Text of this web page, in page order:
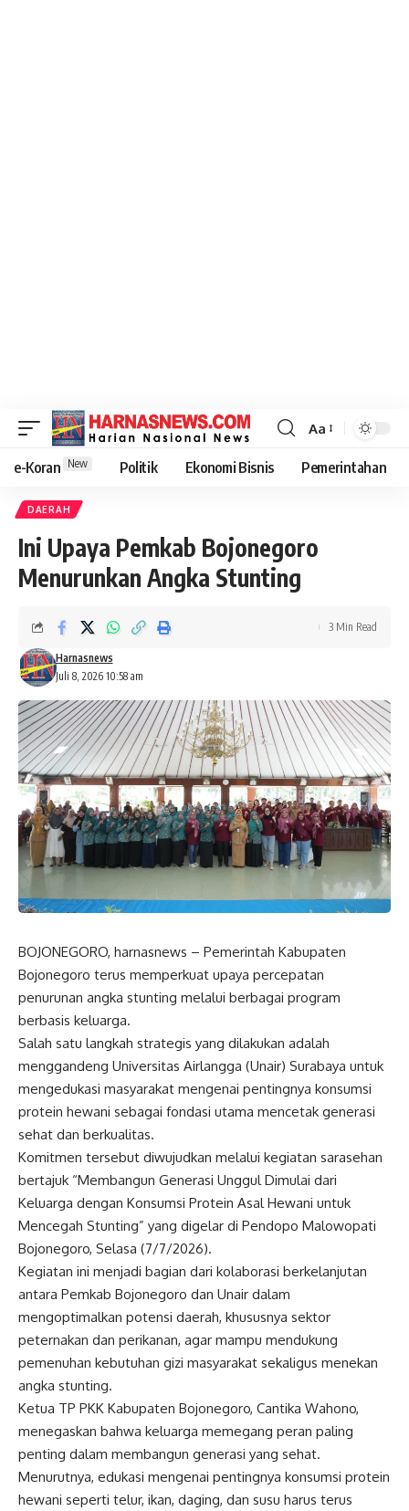
Aa
e-Koran New Politik Ekonomi Bisnis Pemerintahan
DAERAH
Ini Upaya Pemkab Bojonegoro
Menurunkan Angka Stunting
Juli 8, 2026 10:58 am
Harnasnews
3 Min Read
BOJONEGORO, harnasnews – Pemerintah Kabupaten
Bojonegoro terus memperkuat upaya percepatan
penurunan angka stunting melalui berbagai program
berbasis keluarga.
Salah satu langkah strategis yang dilakukan adalah
menggandeng Universitas Airlangga (Unair) Surabaya untuk
mengedukasi masyarakat mengenai pentingnya konsumsi
protein hewani sebagai fondasi utama mencetak generasi
sehat dan berkualitas.
Komitmen tersebut diwujudkan melalui kegiatan sarasehan
bertajuk “Membangun Generasi Unggul Dimulai dari
Keluarga dengan Konsumsi Protein Asal Hewani untuk
Mencegah Stunting” yang digelar di Pendopo Malowopati
Bojonegoro, Selasa (7/7/2026).
Kegiatan ini menjadi bagian dari kolaborasi berkelanjutan
antara Pemkab Bojonegoro dan Unair dalam
mengoptimalkan potensi daerah, khususnya sektor
peternakan dan perikanan, agar mampu mendukung
pemenuhan kebutuhan gizi masyarakat sekaligus menekan
angka stunting.
Ketua TP PKK Kabupaten Bojonegoro, Cantika Wahono,
menegaskan bahwa keluarga memegang peran paling
penting dalam membangun generasi yang sehat.
Menurutnya, edukasi mengenai pentingnya konsumsi protein
hewani seperti telur, ikan, daging, dan susu harus terus